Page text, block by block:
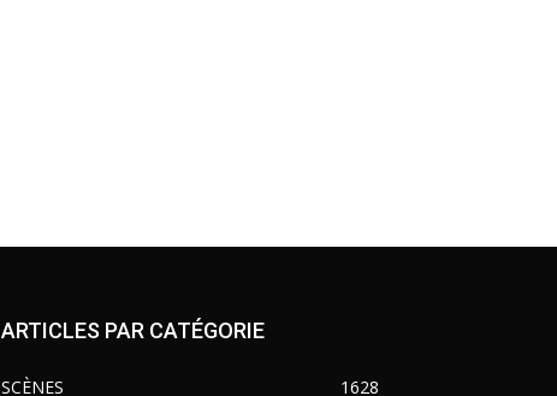
ARTICLES PAR CATÉGORIE
SCÈNES
1628